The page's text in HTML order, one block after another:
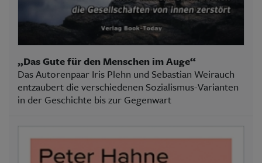
„Das Gute für den Menschen im Auge“
Das Autorenpaar Iris Plehn und Sebastian Weirauch
entzaubert die verschiedenen Sozialismus-Varianten
in der Geschichte bis zur Gegenwart